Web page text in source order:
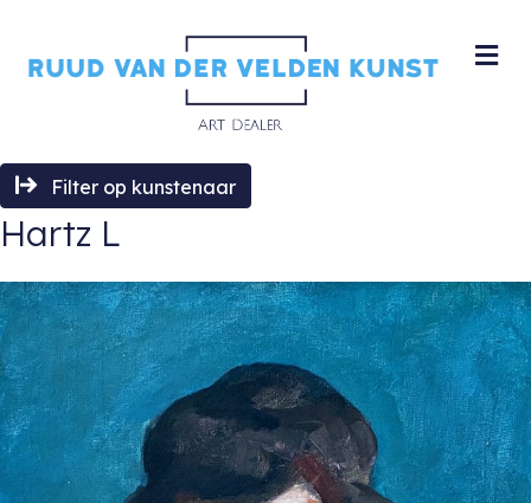
Filter op kunstenaar
Hartz L